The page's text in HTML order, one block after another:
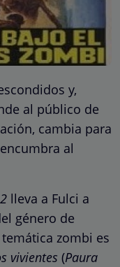
y,
al público de
cambia para
al
lleva a Fulci a
género de
zombi es
vivientes (Paura